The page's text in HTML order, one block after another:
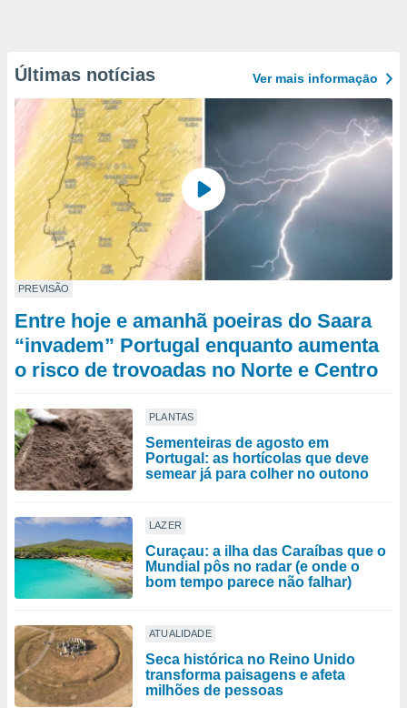
Últimas notícias Ver mais informaçāo
PREVISÃO
Entre hoje e amanhã poeiras do Saara
“invadem” Portugal enquanto aumenta
o risco de trovoadas no Norte e Centro
PLANTAS
Sementeiras de agosto em
Portugal: as hortícolas que deve
semear já para colher no outono
LAZER
Curaçau: a ilha das Caraíbas que o
Mundial pôs no radar (e onde o
bom tempo parece não falhar)
ATUALIDADE
Seca histórica no Reino Unido
transforma paisagens e afeta
milhões de pessoas